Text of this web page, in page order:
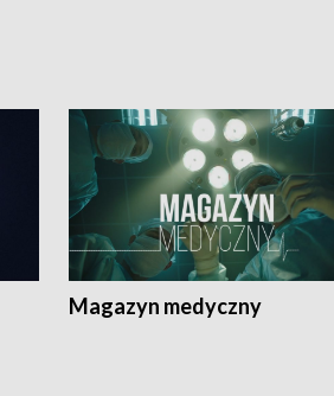
Magazyn medyczny